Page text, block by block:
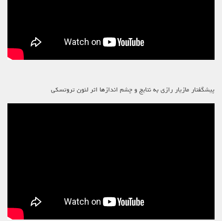
پیشگفتار مازیار رازی به نتایج و چشم اندازها اثر لئون تروتسکی